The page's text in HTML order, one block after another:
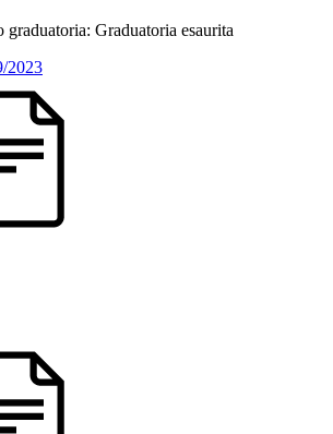
graduatoria: Graduatoria esaurita
2023